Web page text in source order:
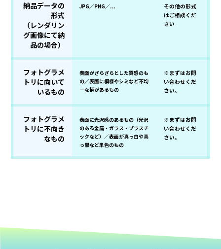
納品データの
形式
（レンダリン
グ画像にて納
品の場合）
JPG／PNG／…
その他の形式
はご相談くだ
さい
フォトグラメ
トリに向いて
いるもの
表面がざらざらとした質感のも
の／表面に模様やシミなど不均
一な柄があるもの
※まずはお問
い合わせくだ
さい。
フォトグラメ
トリに不向き
なもの
表面に光沢感のあるもの（光沢
のある金属・ガラス・プラスチ
ックなど）／表面が真っ白や真
っ黒など単色のもの
※まずはお問
い合わせくだ
さい。